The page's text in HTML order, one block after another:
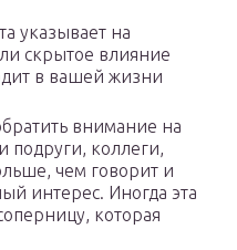
указывает на
скрытое влияние
в вашей жизни
внимание на
подруги, коллеги,
чем говорит и
интерес. Иногда эта
которая